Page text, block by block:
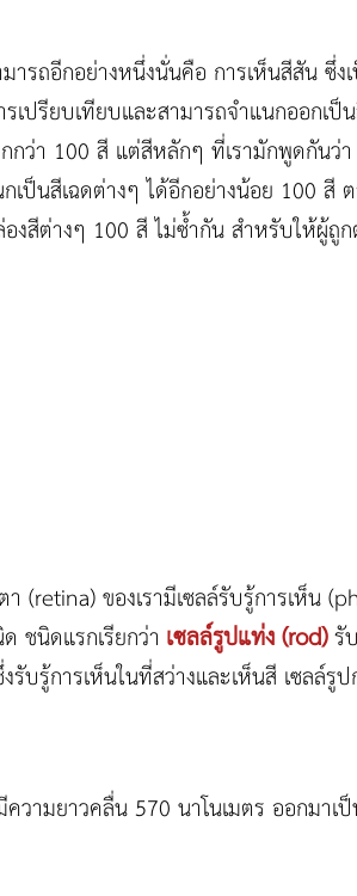
รถอีกอย่างหนึ่งนั่นคือ การเห็นสีสัน ซึ่ง
ปรียบเทียบและสามารถจำแนกออกเป็
กว่า 100 สี แต่สีหลักๆ ที่เรามักพูดกันว่
เป็นสีเฉดต่างๆ ได้อีกอย่างน้อย 100 สี
สีต่างๆ 100 สี ไม่ซ้ำกัน สำหรับให้ผู้ถูก
า (retina) ของเรามีเซลล์รับรู้การเห็น
ชนิดแรกเรียกว่า เซลล์รูปแท่ง (rod)รั
รับรู้การเห็นในที่สว่างและเห็นสี เซลล์
วามยาวคลื่น 570 นาโนเมตร ออกมาเ